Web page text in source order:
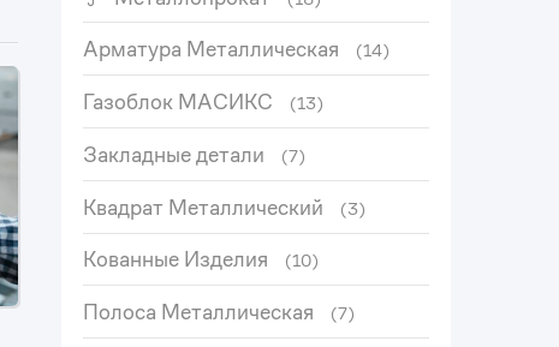
Арматура Металлическая (14)
Газоблок МАСИКС (13)
Закладные детали (7)
Квадрат Металлический (3)
Кованные Изделия (10)
Полоса Металлическая (7)